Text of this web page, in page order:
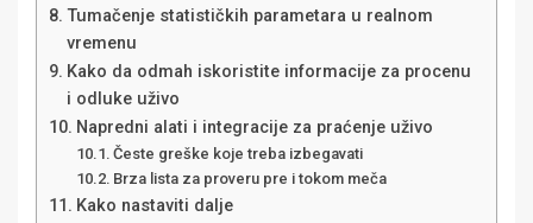
Tumačenje statističkih parametara u realnom
vremenu
Kako da odmah iskoristite informacije za procenu
i odluke uživo
Napredni alati i integracije za praćenje uživo
Česte greške koje treba izbegavati
Brza lista za proveru pre i tokom meča
Kako nastaviti dalje